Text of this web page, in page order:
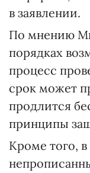
в заявлении.
По мнению
порядках
процесс
срок может
продлится
принципы
Кроме того,